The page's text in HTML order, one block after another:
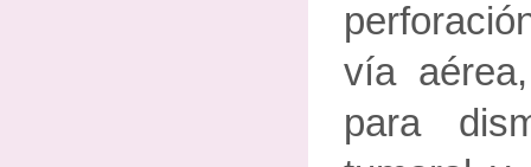
vía
para